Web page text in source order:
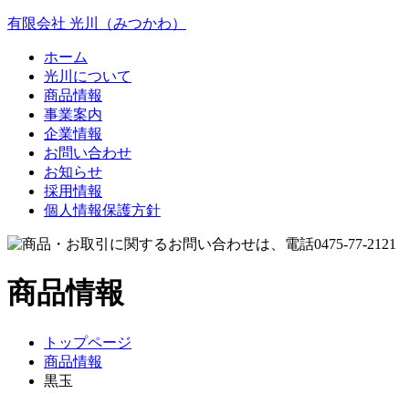
有限会社 光川（みつかわ）
ホーム
光川について
商品情報
事業案内
企業情報
お問い合わせ
お知らせ
採用情報
個人情報保護方針
商品情報
トップページ
商品情報
黒玉